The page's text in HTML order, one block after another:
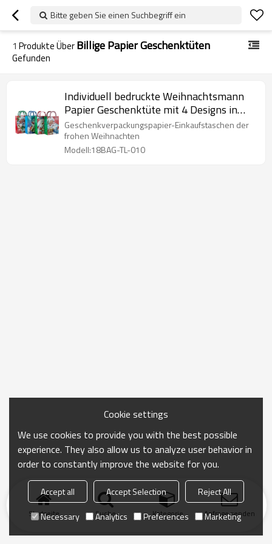
Bitte geben Sie einen Suchbegriff ein
1 Produkte ÜberBillige Papier Geschenktüten
Gefunden
Individuell bedruckte Weihnachtsmann
Papier Geschenktüte mit 4 Designs in
Tongle Verpackung
Geschenkverpackungspapier-Einkaufstaschen der
frohen Weihnachten
Modell:18BAG-TL-010
Startseite Suche Kategorie Anfrage senden
Cookie settings
We use cookies to provide you with the best possible
experience. They also allow us to analyze user behavior in
order to constantly improve the website for you.
Accept all Accept Selection
Reject All
Necessary
Analytics Preferences Marketing